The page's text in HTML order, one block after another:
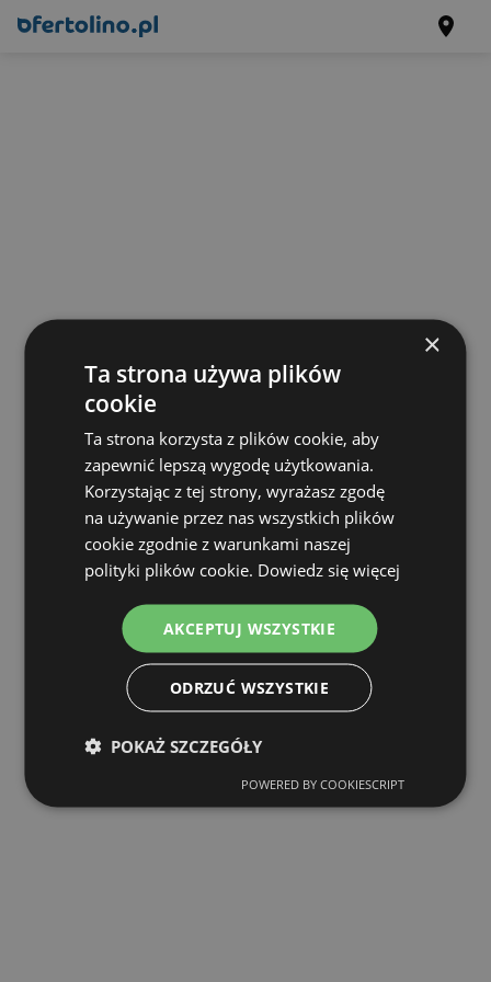
×
Ta strona używa plików
cookie
Ta strona korzysta z plików cookie, aby
zapewnić lepszą wygodę użytkowania.
Korzystając z tej strony, wyrażasz zgodę
na używanie przez nas wszystkich plików
cookie zgodnie z warunkami naszej
polityki plików cookie. Dowiedz się więcej
AKCEPTUJ WSZYSTKIE
ODRZUĆ WSZYSTKIE
POKAŻ SZCZEGÓŁY
POWERED BY COOKIESCRIPT